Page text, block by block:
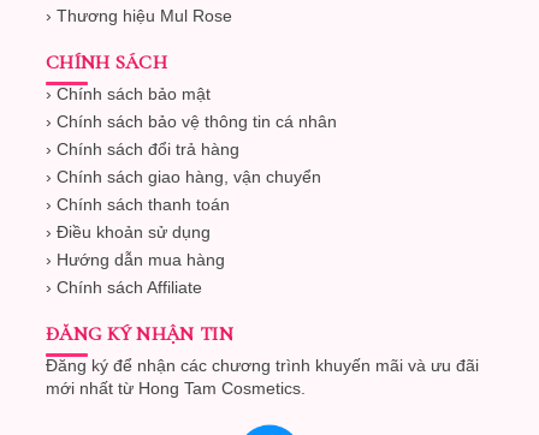
› Thương hiệu Mul Rose
CHÍNH SÁCH
› Chính sách bảo mật
› Chính sách bảo vệ thông tin cá nhân
› Chính sách đổi trả hàng
› Chính sách giao hàng, vận chuyển
› Chính sách thanh toán
› Điều khoản sử dụng
› Hướng dẫn mua hàng
› Chính sách Affiliate
ĐĂNG KÝ NHẬN TIN
Đăng ký để nhận các chương trình khuyến mãi và ưu đãi
mới nhất từ Hong Tam Cosmetics.